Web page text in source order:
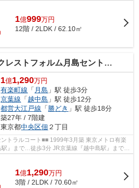
1億999万円
12階 / 2LDK / 62.10㎡
レストフォルム月島セントラルコート
1億1,290万円
有楽町線 「 月島 」駅 徒歩3分
京葉線 「越中島 」駅 徒歩12分
都営大江戸線 「勝どき 」駅 徒歩18分
築27年 / 7階建
東京都中央区佃 ２丁目
1999年3月築 東京メトロ有楽
駅』まで…徒歩3分 JR京葉線『越中島駅』まで…
◆エレベータ...
1億1,290万円
3階 / 2LDK / 70.60㎡